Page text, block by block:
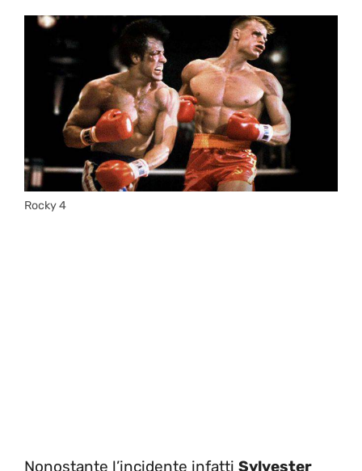
Rocky 4
Nonostante l’incidente infatti Sylvester